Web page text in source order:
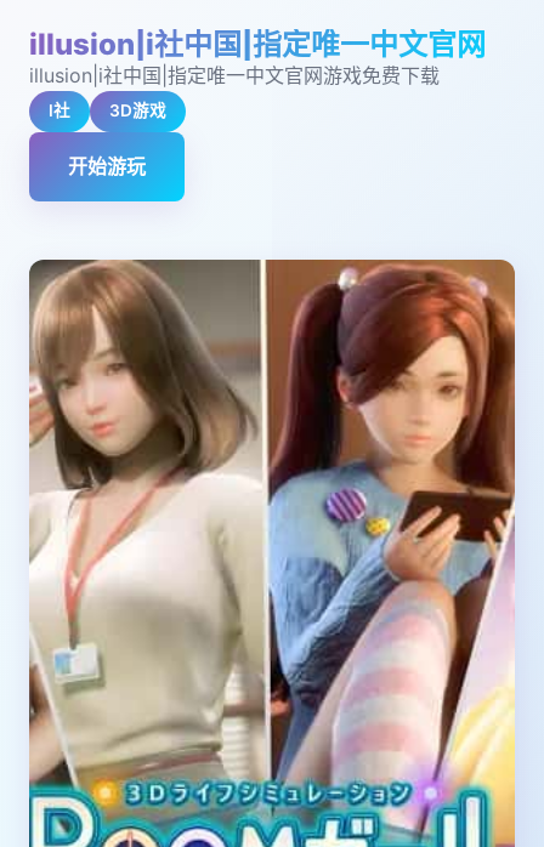
illusion|i社中国|指定唯一中文官网
illusion|i社中国|指定唯一中文官网游戏免费下载
I社 3D游戏
开始游玩